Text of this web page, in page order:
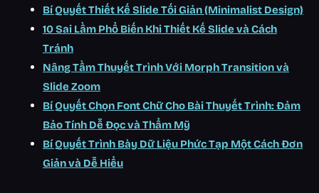
Bí Quyết Thiết Kế Slide Tối Giản (Minimalist Design)
10 Sai Lầm Phổ Biến Khi Thiết Kế Slide và Cách
Tránh
Nâng Tầm Thuyết Trình Với Morph Transition và
Slide Zoom
Bí Quyết Chọn Font Chữ Cho Bài Thuyết Trình: Đảm
Bảo Tính Dễ Đọc và Thẩm Mỹ
Bí Quyết Trình Bày Dữ Liệu Phức Tạp Một Cách Đơn
Giản và Dễ Hiểu